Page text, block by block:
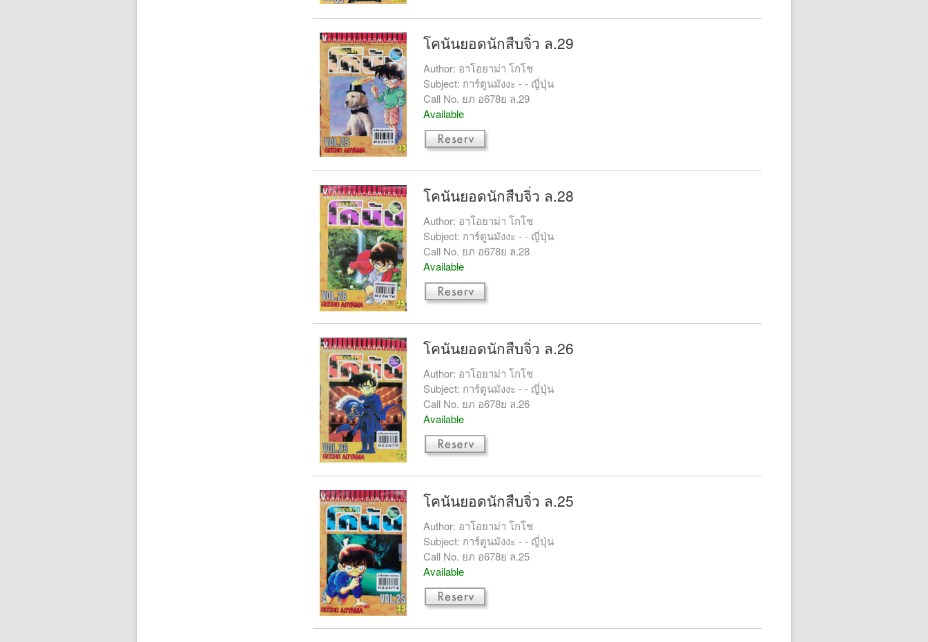
โคนันยอดนักสืบจิ่ว ล.29
Author: อาโอยาม่า โกโช
Subject: การ์ตูนมังงะ - - ญี่ปุ่น
Call No. ยภ อ678ย ล.29
Available
โคนันยอดนักสืบจิ่ว ล.28
Author: อาโอยาม่า โกโช
Subject: การ์ตูนมังงะ - - ญี่ปุ่น
Call No. ยภ อ678ย ล.28
Available
โคนันยอดนักสืบจิ่ว ล.26
Author: อาโอยาม่า โกโช
Subject: การ์ตูนมังงะ - - ญี่ปุ่น
Call No. ยภ อ678ย ล.26
Available
โคนันยอดนักสืบจิ่ว ล.25
Author: อาโอยาม่า โกโช
Subject: การ์ตูนมังงะ - - ญี่ปุ่น
Call No. ยภ อ678ย ล.25
Available